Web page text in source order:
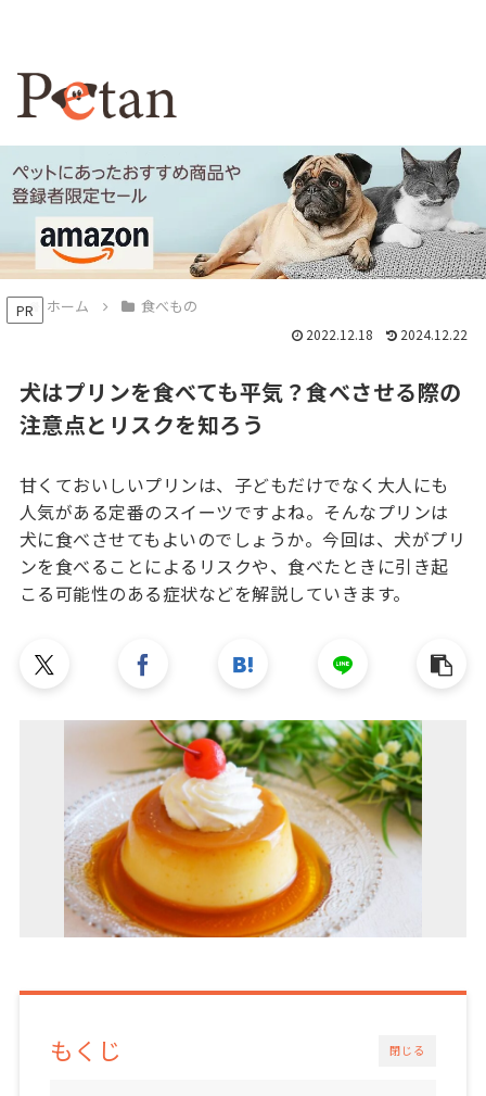
PR ホーム 食べもの
犬はプリンを食べても平気？食べさせる際の
注意点とリスクを知ろう
2022.12.18 2024.12.22
甘くておいしいプリンは、子どもだけでなく大人にも
人気がある定番のスイーツですよね。そんなプリンは
犬に食べさせてもよいのでしょうか。今回は、犬がプリ
ンを食べることによるリスクや、食べたときに引き起
こる可能性のある症状などを解説していきます。
閉じる
もくじ